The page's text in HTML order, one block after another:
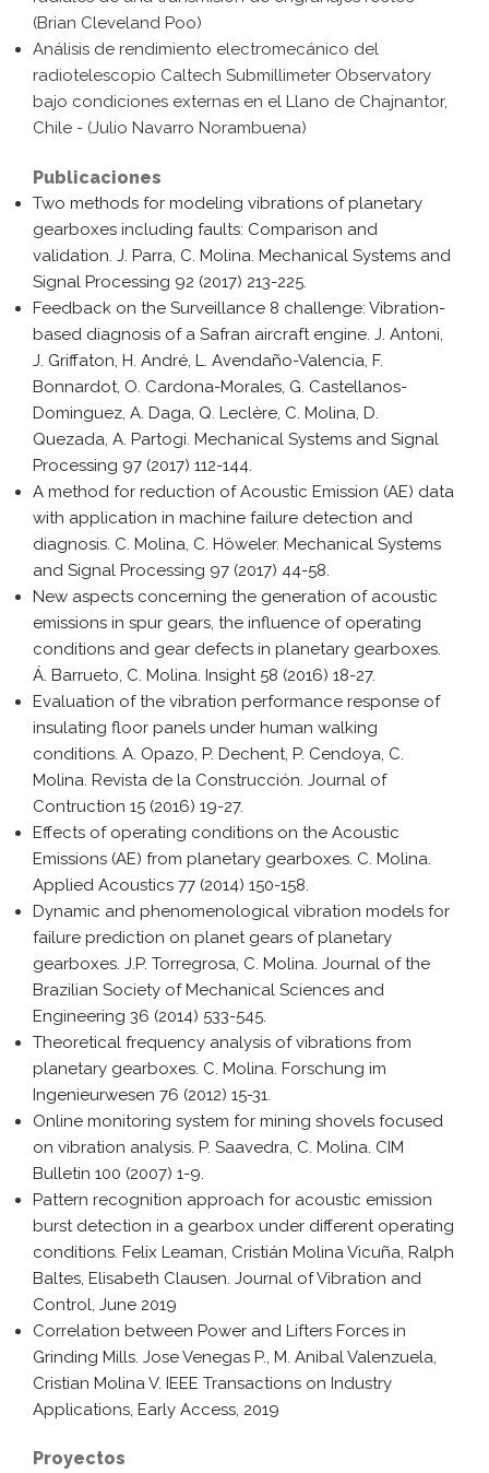
(Brian Cleveland Poo)
Análisis de rendimiento electromecánico del
radiotelescopio Caltech Submillimeter Observatory
bajo condiciones externas en el Llano de Chajnantor,
Chile - (Julio Navarro Norambuena)
Publicaciones
Two methods for modeling vibrations of planetary
gearboxes including faults: Comparison and
validation. J. Parra, C. Molina. Mechanical Systems and
Signal Processing 92 (2017) 213-225.
Feedback on the Surveillance 8 challenge: Vibration-
based diagnosis of a Safran aircraft engine. J. Antoni,
J. Griffaton, H. André, L. Avendaño-Valencia, F.
Bonnardot, O. Cardona-Morales, G. Castellanos-
Dominguez, A. Daga, Q. Leclère, C. Molina, D.
Quezada, A. Partogi. Mechanical Systems and Signal
Processing 97 (2017) 112-144.
A method for reduction of Acoustic Emission (AE) data
with application in machine failure detection and
diagnosis. C. Molina, C. Höweler. Mechanical Systems
and Signal Processing 97 (2017) 44-58.
New aspects concerning the generation of acoustic
emissions in spur gears, the influence of operating
conditions and gear defects in planetary gearboxes.
Á. Barrueto, C. Molina. Insight 58 (2016) 18-27.
Evaluation of the vibration performance response of
insulating floor panels under human walking
conditions. A. Opazo, P. Dechent, P. Cendoya, C.
Molina. Revista de la Construcción. Journal of
Contruction 15 (2016) 19-27.
Effects of operating conditions on the Acoustic
Emissions (AE) from planetary gearboxes. C. Molina.
Applied Acoustics 77 (2014) 150-158.
Dynamic and phenomenological vibration models for
failure prediction on planet gears of planetary
gearboxes. J.P. Torregrosa, C. Molina. Journal of the
Brazilian Society of Mechanical Sciences and
Engineering 36 (2014) 533-545.
Theoretical frequency analysis of vibrations from
planetary gearboxes. C. Molina. Forschung im
Ingenieurwesen 76 (2012) 15-31.
Online monitoring system for mining shovels focused
on vibration analysis. P. Saavedra, C. Molina. CIM
Bulletin 100 (2007) 1-9.
Pattern recognition approach for acoustic emission
burst detection in a gearbox under different operating
conditions. Felix Leaman, Cristián Molina Vicuña, Ralph
Baltes, Elisabeth Clausen. Journal of Vibration and
Control, June 2019
Correlation between Power and Lifters Forces in
Grinding Mills. Jose Venegas P., M. Anibal Valenzuela,
Cristian Molina V. IEEE Transactions on Industry
Applications, Early Access, 2019
Proyectos